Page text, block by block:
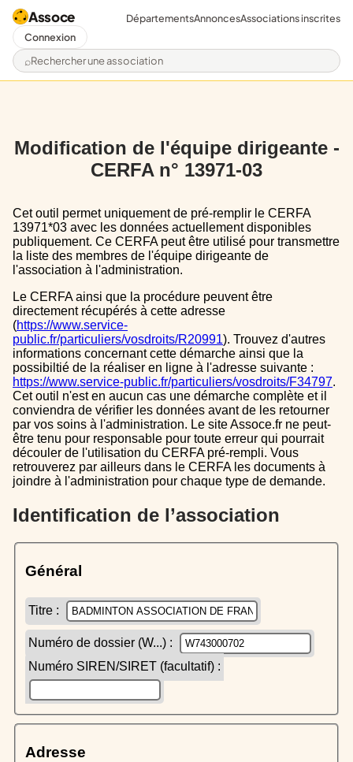
Assoce
Rechercher une association
DépartementsAnnoncesAssociations inscrites
Connexion
Modification de l'équipe dirigeante -
CERFA n° 13971-03
Cet outil permet uniquement de pré-remplir le CERFA
13971*03 avec les données actuellement disponibles
publiquement. Ce CERFA peut être utilisé pour transmettre
la liste des membres de l'équipe dirigeante de
l'association à l'administration.
Le CERFA ainsi que la procédure peuvent être
directement récupérés à cette adresse
(https://www.service-
public.fr/particuliers/vosdroits/R20991). Trouvez d'autres
informations concernant cette démarche ainsi que la
possibiltié de la réaliser en ligne à l'adresse suivante :
https://www.service-public.fr/particuliers/vosdroits/F34797.
Cet outil n'est en aucun cas une démarche complète et il
conviendra de vérifier les données avant de les retourner
par vos soins à l'administration. Le site Assoce.fr ne peut-
être tenu pour responsable pour toute erreur qui pourrait
découler de l'utilisation du CERFA pré-rempli. Vous
retrouverez par ailleurs dans le CERFA les documents à
joindre à l'administration pour chaque type de demande.
Identification de l’association
Général
Titre :
Numéro de dossier (W...) :
Numéro SIREN/SIRET (facultatif) :
Adresse